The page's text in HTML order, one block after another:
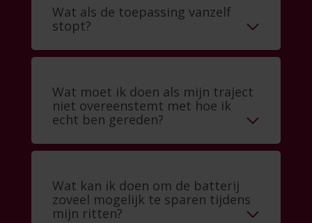
Wat als de toepassing vanzelf
stopt?
Wat moet ik doen als mijn traject
niet overeenstemt met hoe ik
echt ben gereden?
Wat kan ik doen om de batterij
zoveel mogelijk te sparen tijdens
mijn ritten?